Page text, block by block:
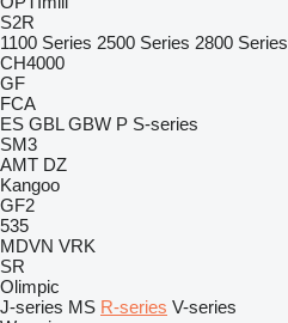
S2R
1100 Series 2500 Series 2800 Series
CH4000
GF
FCA
ES GBL GBW P S-series
SM3
AMT DZ
Kangoo
GF2
535
MDVN VRK
SR
Olimpic
J-series MS R-series V-series